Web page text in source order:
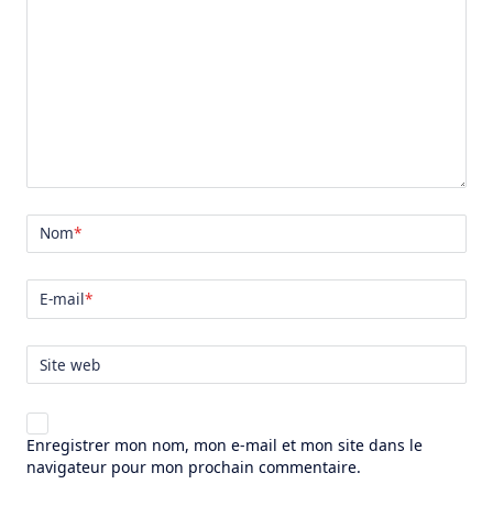
Nom*
E-mail*
Site web
Enregistrer mon nom, mon e-mail et mon site dans le
navigateur pour mon prochain commentaire.